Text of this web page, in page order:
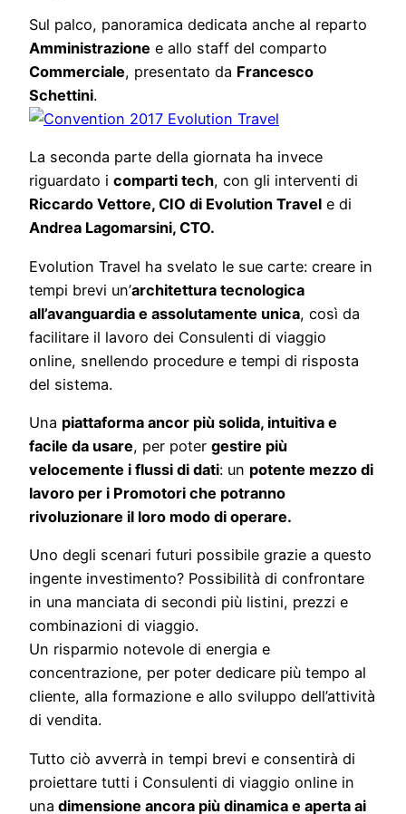
Sul palco, panoramica dedicata anche al reparto
Amministrazione e allo staff del comparto
Commerciale, presentato da Francesco
Schettini.
La seconda parte della giornata ha invece
riguardato i comparti tech, con gli interventi di
Riccardo Vettore, CIO di Evolution Travel e di
Andrea Lagomarsini, CTO.
Evolution Travel ha svelato le sue carte: creare in
tempi brevi un’architettura tecnologica
all’avanguardia e assolutamente unica, così da
facilitare il lavoro dei Consulenti di viaggio
online, snellendo procedure e tempi di risposta
del sistema.
Una piattaforma ancor più solida, intuitiva e
facile da usare, per poter gestire più
velocemente i flussi di dati: un potente mezzo di
lavoro per i Promotori che potranno
rivoluzionare il loro modo di operare.
Uno degli scenari futuri possibile grazie a questo
ingente investimento? Possibilità di confrontare
in una manciata di secondi più listini, prezzi e
combinazioni di viaggio.
Un risparmio notevole di energia e
concentrazione, per poter dedicare più tempo al
cliente, alla formazione e allo sviluppo dell’attività
di vendita.
Tutto ciò avverrà in tempi brevi e consentirà di
proiettare tutti i Consulenti di viaggio online in
una dimensione ancora più dinamica e aperta ai